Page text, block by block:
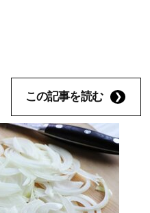
この記事を読む